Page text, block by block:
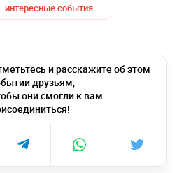
интересные события
и расскажите об этом
друзьям,
они смогли к вам